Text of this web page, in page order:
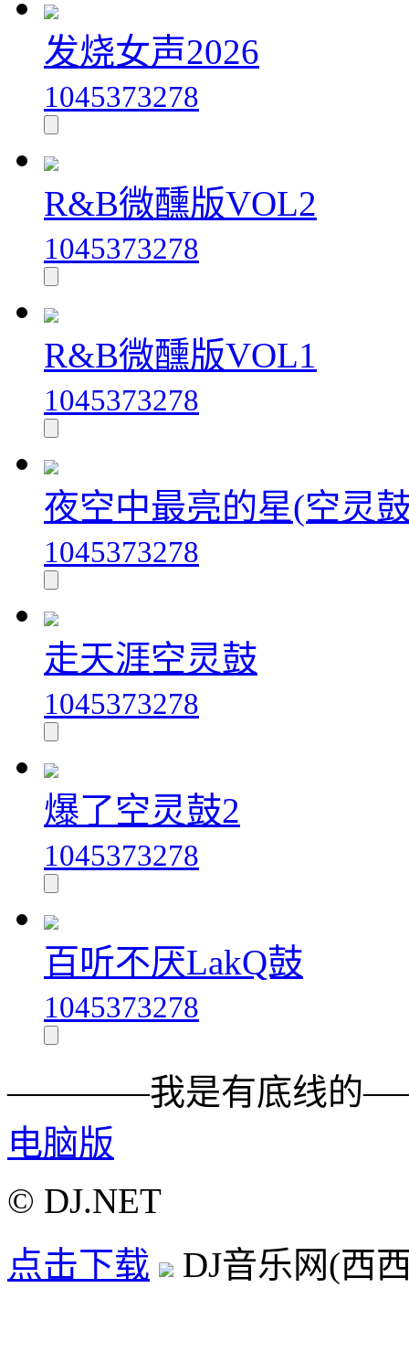
发烧女声2026
1045373278
R&B微醺版VOL2
1045373278
R&B微醺版VOL1
1045373278
夜空中最亮的星(空灵
1045373278
走天涯空灵鼓
1045373278
爆了空灵鼓2
1045373278
百听不厌LakQ鼓
1045373278
————我是有底线
电脑版
© DJ.NET
点击下载
DJ音乐网(西